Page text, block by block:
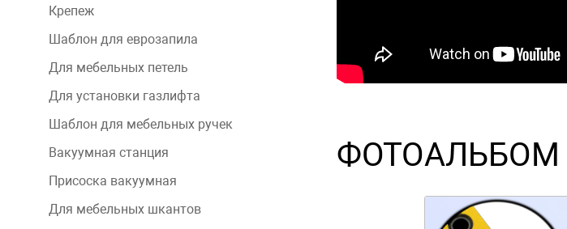
Крепеж
Шаблон для еврозапила
Для мебельных петель
Для установки газлифта
Шаблон для мебельных ручек
Вакуумная станция
Присоска вакуумная
Для мебельных шкантов
ФОТОАЛЬБОМ